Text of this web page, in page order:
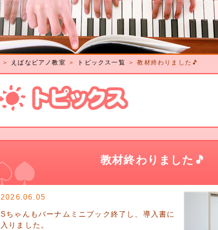
＞ えばなピアノ教室 ＞ トピックス一覧 ＞ 教材終わりました🎵
教材終わりました🎵
2026.06.05
Sちゃんもバーナムミニブック終了し、導入書に
入りました。